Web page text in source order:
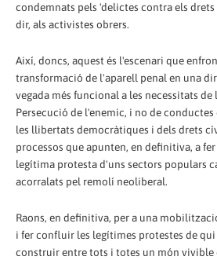
condemnats pels 'delictes contra els
dir, als activistes obrers.
Així, doncs, aquest és l'escenari que
transformació de l'aparell penal en una
vegada més funcional a les necessitats de
Persecució de l'enemic, i no de
les llibertats democràtiques i dels drets
processos que apunten, en definitiva, a
legítima protesta d'uns sectors populars
acorralats pel remolí neoliberal.
Raons, en definitiva, per a una
i fer confluir les legítimes protestes de
construir entre tots i totes un món vivible